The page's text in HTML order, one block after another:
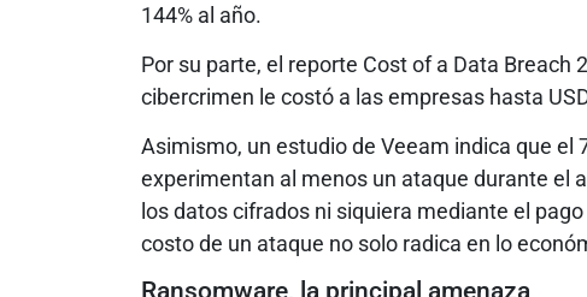
144% al año.
Por su parte, el reporte Cost of a Data Breach
cibercrimen le costó a las empresas hasta
Asimismo, un estudio de Veeam indica que
experimentan al menos un ataque durante el
los datos cifrados ni siquiera mediante el
costo de un ataque no solo radica en lo
Ransomware, la principal amenaza